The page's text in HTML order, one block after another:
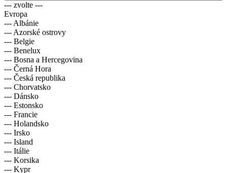
--- zvolte ---
Evropa
--- Albánie
--- Azorské ostrovy
--- Belgie
--- Benelux
--- Bosna a Hercegovina
--- Černá Hora
--- Česká republika
--- Chorvatsko
--- Dánsko
--- Estonsko
--- Francie
--- Holandsko
--- Irsko
--- Island
--- Itálie
--- Korsika
--- Kypr